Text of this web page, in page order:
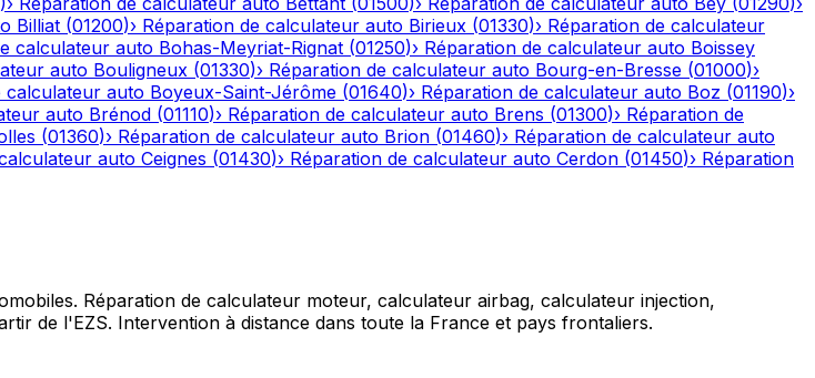
Billiat (01200)› Réparation de calculateur auto Birieux (01330)› Réparation de calculateur
calculateur auto Bohas-Meyriat-Rignat (01250)› Réparation de calculateur auto Boissey
auto Bouligneux (01330)› Réparation de calculateur auto Bourg-en-Bresse (01000)›
calculateur auto Boyeux-Saint-Jérôme (01640)› Réparation de calculateur auto Boz (01190)›
auto Brénod (01110)› Réparation de calculateur auto Brens (01300)› Réparation de
(01360)› Réparation de calculateur auto Brion (01460)› Réparation de calculateur auto
auto Ceignes (01430)› Réparation de calculateur auto Cerdon (01450)› Réparation
Réparation de calculateur moteur, calculateur airbag, calculateur injection,
de l'EZS. Intervention à distance dans toute la France et pays frontaliers.